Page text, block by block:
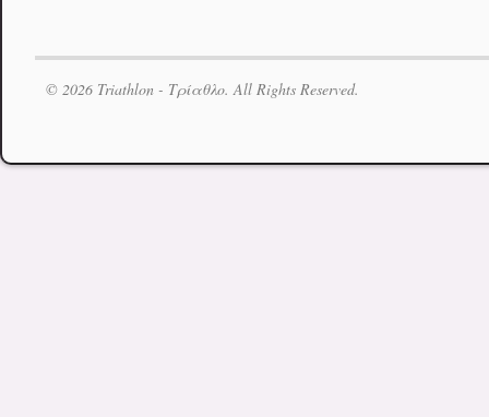
© 2026 Triathlon - Τρίαθλο. All Rights Reserved.